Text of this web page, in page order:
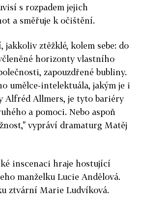
s rozpadem jejich
a směřuje k očištění.
jakkoliv ztěžklé, kolem sebe: do
horizonty vlastního
zapouzdřené bubliny.
umělce-intelektuála, jakým je i
Alfréd Allmers, je tyto bariéry
a pomoci. Nebo aspoň
vypráví dramaturg Matěj
inscenaci hraje hostující
manželku Lucie Andělová.
ztvární Marie Ludvíková.